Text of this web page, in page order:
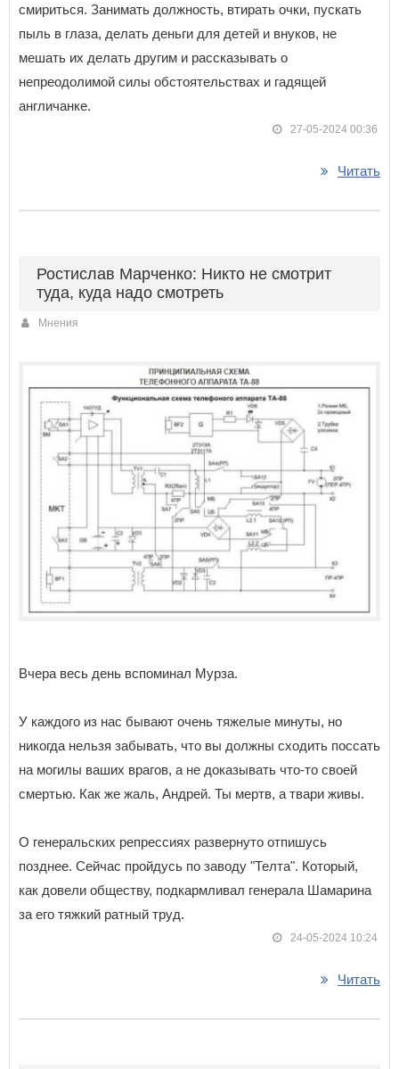
смириться. Занимать должность, втирать очки, пускать
пыль в глаза, делать деньги для детей и внуков, не
мешать их делать другим и рассказывать о
непреодолимой силы обстоятельствах и гадящей
англичанке.
27-05-2024 00:36
Читать
Ростислав Марченко: Никто не смотрит
туда, куда надо смотреть
Мнения
Вчера весь день вспоминал Мурза.
У каждого из нас бывают очень тяжелые минуты, но
никогда нельзя забывать, что вы должны сходить поссать
на могилы ваших врагов, а не доказывать что-то своей
смертью. Как же жаль, Андрей. Ты мертв, а твари живы.
О генеральских репрессиях развернуто отпишусь
позднее. Сейчас пройдусь по заводу "Телта". Который,
как довели обществу, подкармливал генерала Шамарина
за его тяжкий ратный труд.
24-05-2024 10:24
Читать